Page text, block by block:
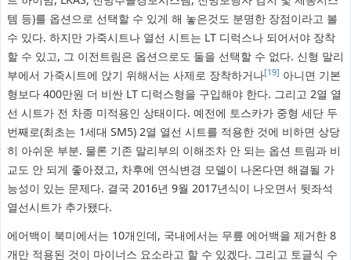
템 등)를 옵션으로 선택할 수 있게 해 놓은것도 분명한 장점이라고 볼
수 있다. 하지만 가죽시트나 열선 시트는 LT 디럭스나 되어서야 장착
할 수 있고, 그 이전트림은 옵션으로도 둘을 선택할 수 없다. 신형 말리
부에서 가죽시트에 앉기 위해서는 사제로 장착하거나[19] 아니면 기본
형보다 400만원 더 비싼 LT 디럭스형을 구입해야 한다. 그리고 2열 열
선 시트가 전 차종 미적용인 상태이다. 예전에 토스카가 중형 세단 두
번째로(최초는 1세대 SM5) 2열 열선 시트를 적용한 것에 비하면 상당
히 아쉬운 부분. 물론 기존 말리부의 이해조차 안 되는 옵션 트림과 비
교도 안 되게 좋아졌고, 차후에 연식변경 모델이 나온다면 해결될 가
능성이 있는 문제다. 결국 2016년 9월 2017년식이 나오면서 뒷좌석
열선시트가 추가됐다.
에어백이 북미에서는 10개인데, 국내에서는 무릎 에어백을 제거한 8
개만 적용된 것이 마이너스 요소라고 할 수 있겠다. 그리고 토글식 수